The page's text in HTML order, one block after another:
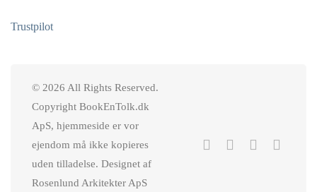
Trustpilot
© 2026 All Rights Reserved.
Copyright BookEnTolk.dk
ApS, hjemmeside er vor
ejendom må ikke kopieres
uden tilladelse. Designet af
Rosenlund Arkitekter ApS